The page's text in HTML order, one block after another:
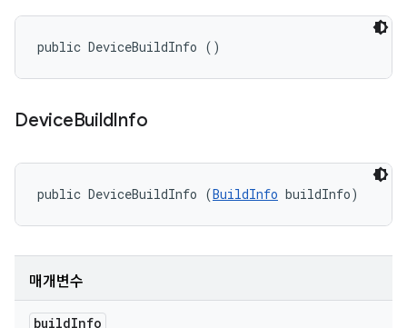
public DeviceBuildInfo ()
DeviceBuildInfo
public DeviceBuildInfo (BuildInfo buildInfo)
매개변수
buildInfo